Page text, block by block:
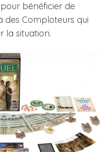
bénéficier de
des Comploteurs qui
la situation.